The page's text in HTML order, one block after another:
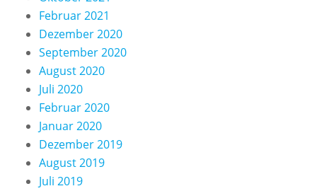
Februar 2021
Dezember 2020
September 2020
August 2020
Juli 2020
Februar 2020
Januar 2020
Dezember 2019
August 2019
Juli 2019